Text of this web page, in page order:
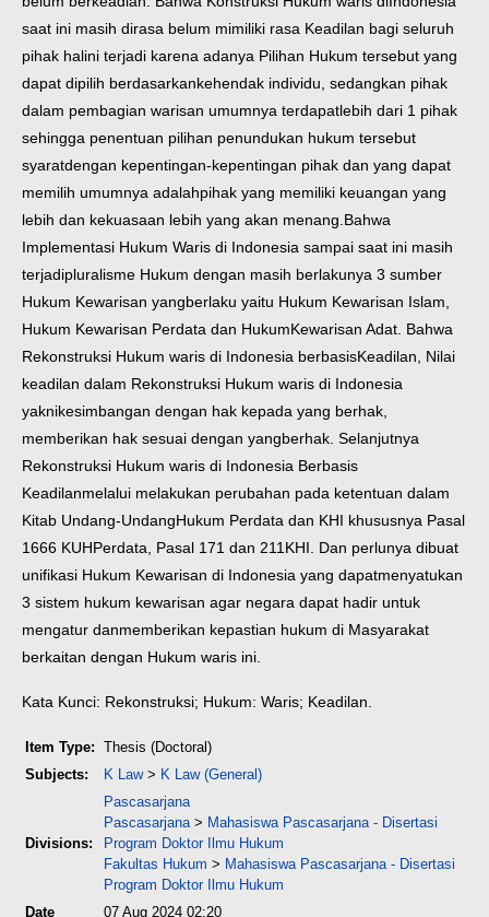
saat ini masih dirasa belum mimiliki rasa Keadilan bagi seluruh
pihak halini terjadi karena adanya Pilihan Hukum tersebut yang
dapat dipilih berdasarkankehendak individu, sedangkan pihak
dalam pembagian warisan umumnya terdapatlebih dari 1 pihak
sehingga penentuan pilihan penundukan hukum tersebut
syaratdengan kepentingan-kepentingan pihak dan yang dapat
memilih umumnya adalahpihak yang memiliki keuangan yang
lebih dan kekuasaan lebih yang akan menang.Bahwa
Implementasi Hukum Waris di Indonesia sampai saat ini masih
terjadipluralisme Hukum dengan masih berlakunya 3 sumber
Hukum Kewarisan yangberlaku yaitu Hukum Kewarisan Islam,
Hukum Kewarisan Perdata dan HukumKewarisan Adat. Bahwa
Rekonstruksi Hukum waris di Indonesia berbasisKeadilan, Nilai
keadilan dalam Rekonstruksi Hukum waris di Indonesia
yaknikesimbangan dengan hak kepada yang berhak,
memberikan hak sesuai dengan yangberhak. Selanjutnya
Rekonstruksi Hukum waris di Indonesia Berbasis
Keadilanmelalui melakukan perubahan pada ketentuan dalam
Kitab Undang-UndangHukum Perdata dan KHI khususnya Pasal
1666 KUHPerdata, Pasal 171 dan 211KHI. Dan perlunya dibuat
unifikasi Hukum Kewarisan di Indonesia yang dapatmenyatukan
3 sistem hukum kewarisan agar negara dapat hadir untuk
mengatur danmemberikan kepastian hukum di Masyarakat
berkaitan dengan Hukum waris ini.
Kata Kunci: Rekonstruksi; Hukum: Waris; Keadilan.
Item Type: Thesis (Doctoral)
Subjects:
K Law> K Law (General)
Divisions:
Pascasarjana
Pascasarjana> Mahasiswa Pascasarjana - Disertasi
Program Doktor Ilmu Hukum
Fakultas Hukum > Mahasiswa Pascasarjana - Disertasi
Program Doktor Ilmu Hukum
Date
07 Aug 2024 02:20